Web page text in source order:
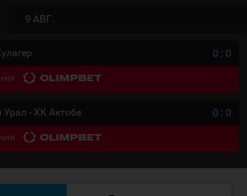
9 АВГ.
0 : 0
- ХК Актобе 0 : 0